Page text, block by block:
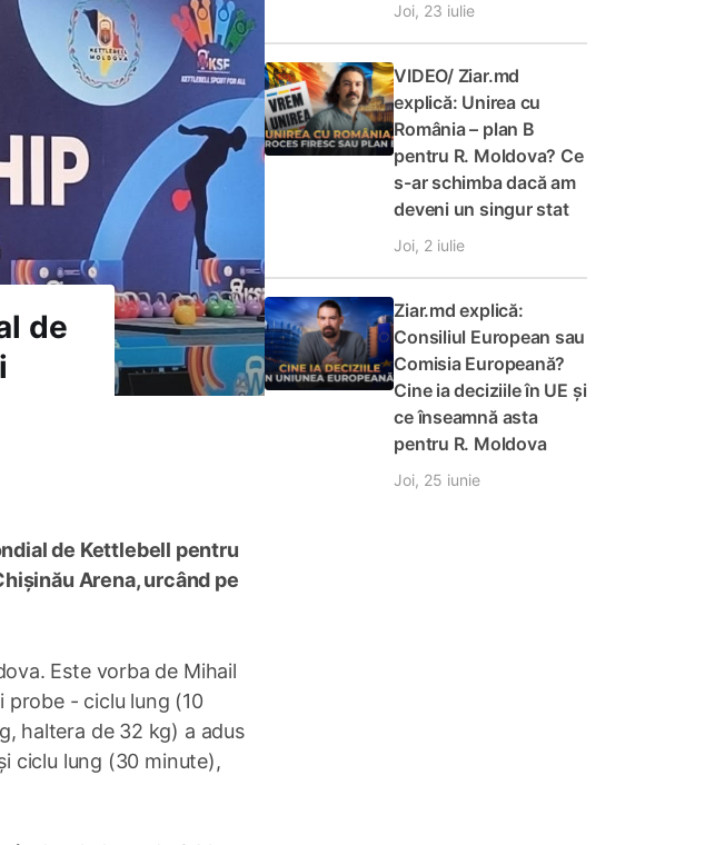
de
de Kettlebell pentru
Arena, urcând pe
Este vorba de Mihail
probe - ciclu lung (10
haltera de 32 kg) a adus
ciclu lung (30 minute),
Joi, 23 iulie
VIDEO/ Ziar.md
explică: Unirea cu
România – plan B
pentru R. Moldova? Ce
s-ar schimba dacă am
deveni un singur stat
Joi, 2 iulie
Ziar.md explică:
Consiliul European sau
Comisia Europeană?
Cine ia deciziile în UE și
ce înseamnă asta
pentru R. Moldova
Joi, 25 iunie